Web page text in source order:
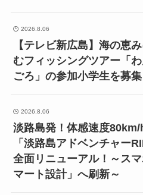
2026.8.06
【テレビ新広島】海の恵
むフィッシングツアー「
ごろ」の参加小学生を募集
2026.8.06
淡路島発！体感速度
「淡路島アドベンチャー
全面リニューアル！～ス
マート設計」へ刷新～